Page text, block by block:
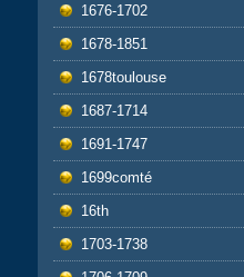
1676-1702
1678-1851
1678toulouse
1687-1714
1691-1747
1699comté
16th
1703-1738